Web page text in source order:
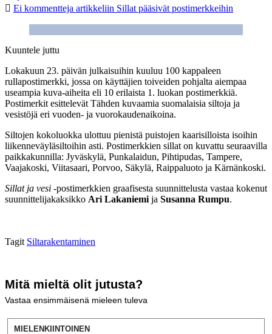
Ei kommentteja artikkeliin Sillat pääsivät postimerkkeihin
Kuuntele juttu
Lokakuun 23. päivän julkaisuihin kuuluu 100 kappaleen
rullapostimerkki, jossa on käyttäjien toiveiden pohjalta aiempaa
useampia kuva-aiheita eli 10 erilaista 1. luokan postimerkkiä.
Postimerkit esittelevät Tähden kuvaamia suomalaisia siltoja ja
vesistöjä eri vuoden- ja vuorokaudenaikoina.
Siltojen kokoluokka ulottuu pienistä puistojen kaarisilloista isoihin
liikenneväyläsiltoihin asti. Postimerkkien sillat on kuvattu seuraavilla
paikkakunnilla: Jyväskylä, Punkalaidun, Pihtipudas, Tampere,
Vaajakoski, Viitasaari, Porvoo, Säkylä, Raippaluoto ja Kärnänkoski.
Sillat ja vesi -postimerkkien graafisesta suunnittelusta vastaa kokenut
suunnittelijakaksikko Ari Lakaniemi ja Susanna Rumpu.
Tagit Siltarakentaminen
Mitä mieltä olit jutusta?
Vastaa ensimmäisenä mieleen tuleva
MIELENKIINTOINEN